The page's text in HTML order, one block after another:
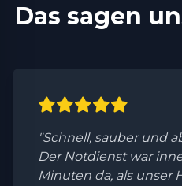
Das sagen
"Schnell, sauber und
Der Notdienst war
Minuten da, als unser